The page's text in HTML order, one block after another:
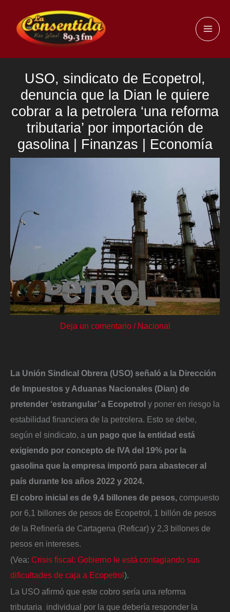
contenido
USO, sindicato de Ecopetrol,
denuncia que la Dian le quiere
cobrar a la petrolera ‘una reforma
tributaria’ por importación de
gasolina | Finanzas | Economía
Deja un comentario / Nacional
La Unión Sindical Obrera (USO) señaló a la Dirección
de Impuestos y Aduanas Nacionales (Dian) de
pretender ‘estrangular’ a Ecopetrol y poner en riesgo la
estabilidad financiera de la petrolera. Esto se debe,
según el sindicato, a un pago que la entidad está
exigiendo por concepto de IVA del 19% por la
gasolina que la empresa importó para abastecer al
país durante los años 2022 y 2024.
El cobro inicial es de 9,4 billones de pesos, compuesto
por 6,1 billones de pesos de Ecopetrol, 1 billón de pesos
de la Refinería de Cartagena (Reficar) y 2,3 billones de
pesos en intereses.
(Vea: Crisis fiscal: Gobierno le está contagiando sus
dificultades de caja a Ecopetrol).
La USO afirmó que este cobro sería una reforma
tributaria individual por la que debería responder la